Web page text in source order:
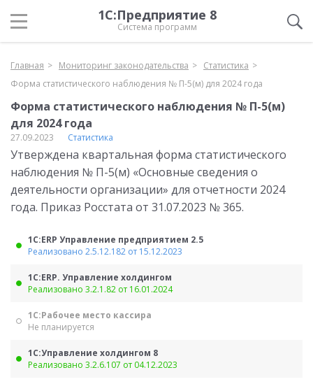
1С:Предприятие 8
Система программ
Главная Мониторинг законодательства
Статистика
Форма статистического наблюдения № П-5(м) для 2024 года
Форма статистического наблюдения № П-5(м)
для 2024 года
27.09.2023 Статистика
Утверждена квартальная форма статистического
наблюдения № П-5(м) «Основные сведения о
деятельности организации» для отчетности 2024
года. Приказ Росстата от 31.07.2023 № 365.
1С:ERP Управление предприятием 2.5
Реализовано 2.5.12.182 от 15.12.2023
1С:ERP. Управление холдингом
Реализовано 3.2.1.82 от 16.01.2024
1С:Рабочее место кассира
Не планируется
1С:Управление холдингом 8
Реализовано 3.2.6.107 от 04.12.2023